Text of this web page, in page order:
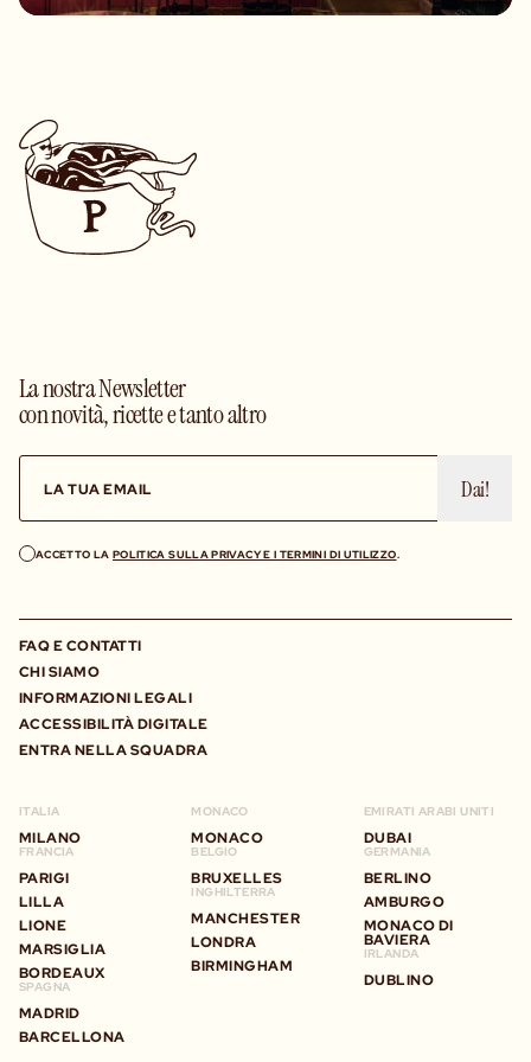
La nostra Newsletter
con novità, ricette e tanto altro
Dai!
ACCETTO LA POLITICA SULLA PRIVACY E I TERMINI DI UTILIZZO.
FAQ E CONTATTI
CHI SIAMO
INFORMAZIONI LEGALI
ACCESSIBILITÀ DIGITALE
ENTRA NELLA SQUADRA
ITALIA
MILANO
FRANCIA
PARIGI
LILLA
LIONE
MARSIGLIA
BORDEAUX
SPAGNA
MADRID
BARCELLONA
MONACO
MONACO
BELGIO
BRUXELLES
INGHILTERRA
MANCHESTER
LONDRA
BIRMINGHAM
EMIRATI ARABI UNITI
DUBAI
GERMANIA
BERLINO
AMBURGO
MONACO DI
BAVIERA
IRLANDA
DUBLINO